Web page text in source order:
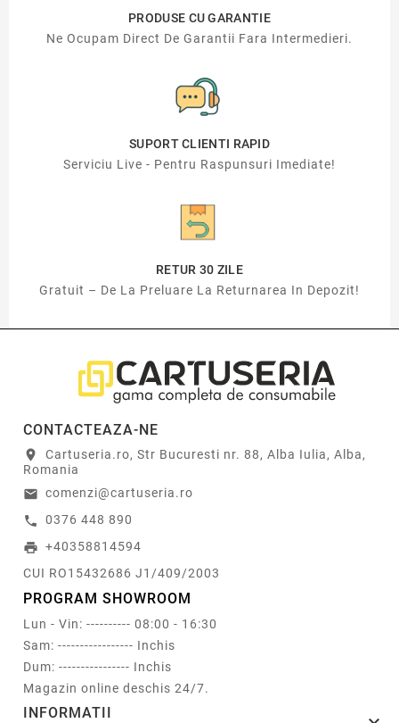
PRODUSE CU GARANTIE
Ne Ocupam Direct De Garantii Fara Intermedieri.
SUPORT CLIENTI RAPID
Serviciu Live - Pentru Raspunsuri Imediate!
RETUR 30 ZILE
Gratuit – De La Preluare La Returnarea In Depozit!
CONTACTEAZA-NE
location_on
Cartuseria.ro, Str Bucuresti nr. 88, Alba Iulia, Alba,
Romania
email comenzi@cartuseria.ro
call 0376 448 890
print +40358814594
CUI RO15432686 J1/409/2003
PROGRAM SHOWROOM
Lun - Vin: ---------- 08:00 - 16:30
Sam: ----------------- Inchis
Dum: ---------------- Inchis
Magazin online deschis 24/7.
INFORMATII